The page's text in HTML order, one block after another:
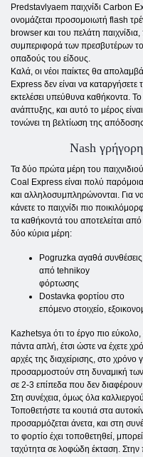
Predstavlyaem παιχνίδι Carbon
ονομάζεται προσομοιωτή flash
browser και του πελάτη
συμπεριφορά των πρεσβυτέρων
οπαδούς του είδους.
Καλά, οι νέοι παίκτες θα
Express δεν είναι να
εκτελέσει υπεύθυνα καθήκοντα.
ανάπτυξης, και αυτό το μέρος
τονώνει τη βελτίωση της
Nash
Τα δύο πρώτα μέρη του παιχνιδιού
Coal Express είναι πολύ παρόμοια
και αλληλοσυμπληρώνονται. Για
κάνετε το παιχνίδι πιο
τα καθήκοντά του αποτελείται από
δύο κύρια μέρη:
Pogruzka αγαθά συνθέσεις
από tehnikoy
φόρτωσης
Dostavka φορτίου στο
επόμενο στοιχείο,
Kazhetsya ότι το έργο πιο εύκολο,
πάντα απλή, έτσι ώστε να έχετε
αρχές της διαχείρισης, στο χρόνο
προσαρμοστούν στη δυναμική των
σε 2-3 επίπεδα που δεν
Στη συνέχεια, όμως όλα
Τοποθετήστε τα κουτιά στα
προσαρμόζεται άνετα, και στη
το φορτίο έχει τοποθετηθεί,
ταχύτητα σε λοφώδη έκταση.